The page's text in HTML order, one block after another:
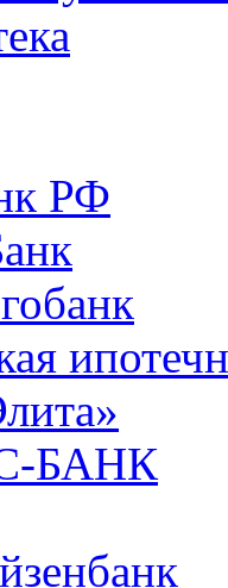
РФ
БАНК